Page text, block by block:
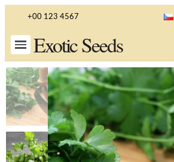
+00 123 4567
Exotic Seeds